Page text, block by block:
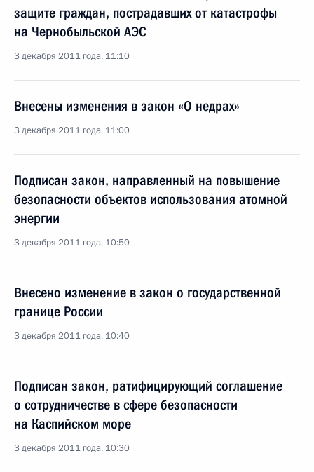
защите граждан, пострадавших от катастрофы
на Чернобыльской АЭС
3 декабря 2011 года, 11:10
Внесены изменения в закон «О недрах»
3 декабря 2011 года, 11:00
Подписан закон, направленный на повышение
безопасности объектов использования атомной
энергии
3 декабря 2011 года, 10:50
Внесено изменение в закон о государственной
границе России
3 декабря 2011 года, 10:40
Подписан закон, ратифицирующий соглашение
о сотрудничестве в сфере безопасности
на Каспийском море
3 декабря 2011 года, 10:30